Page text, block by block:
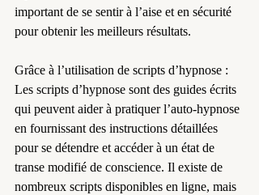
important de se sentir à l’aise et en sécurité
pour obtenir les meilleurs résultats.
Grâce à l’utilisation de scripts d’hypnose :
Les scripts d’hypnose sont des guides écrits
qui peuvent aider à pratiquer l’auto-hypnose
en fournissant des instructions détaillées
pour se détendre et accéder à un état de
transe modifié de conscience. Il existe de
nombreux scripts disponibles en ligne, mais